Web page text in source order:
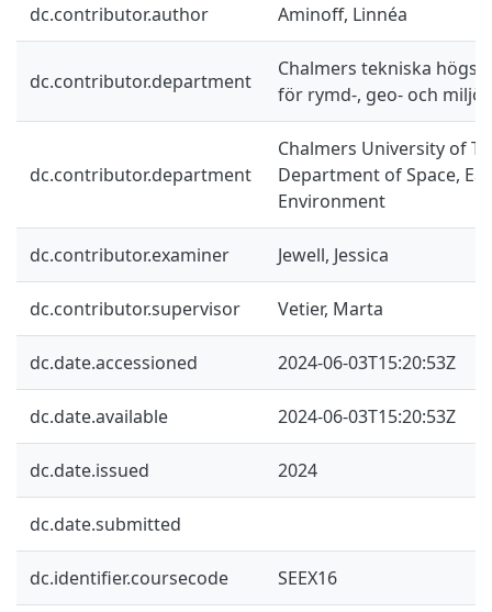
dc.contributor.author Aminoff, Linnéa
dc.contributor.department
Chalmers tekniska
för rymd-, geo- och
dc.contributor.department
Chalmers University of
Department of Space,
Environment
dc.contributor.examiner Jewell, Jessica
dc.contributor.supervisor Vetier, Marta
dc.date.accessioned 2024-06-03T15:20:53Z
dc.date.available 2024-06-03T15:20:53Z
dc.date.issued 2024
dc.date.submitted
dc.identifier.coursecode SEEX16